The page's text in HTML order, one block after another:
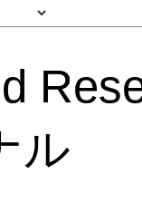
ル